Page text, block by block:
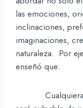
las emociones,
inclinaciones,
imaginaciones,
naturaleza. Por
enseñó que:
Cualquiera